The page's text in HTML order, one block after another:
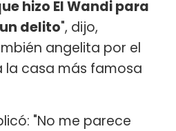
hizo El Wandi para
delito", dijo,
angelita por el
la casa más famosa
"No me parece